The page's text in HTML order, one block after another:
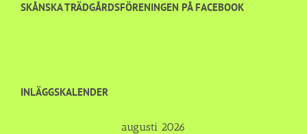
SKÅNSKA TRÄDGÅRDSFÖRENINGEN PÅ FACEBOOK
INLÄGGSKALENDER
augusti 2026